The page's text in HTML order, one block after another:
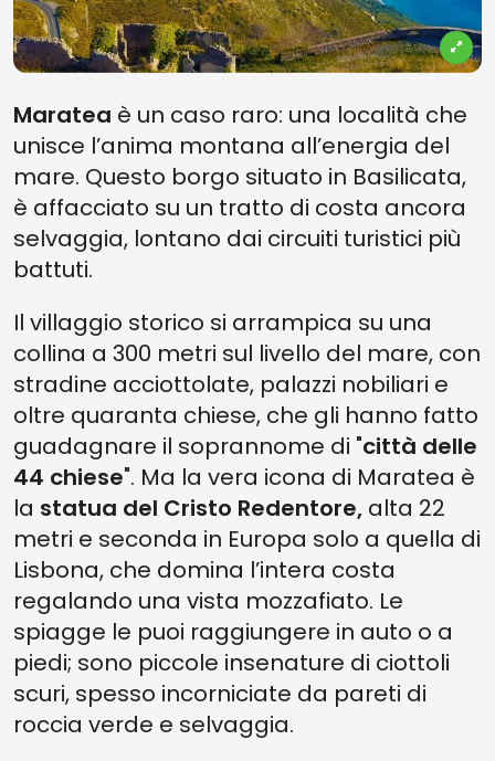
Maratea è un caso raro: una località che
unisce l’anima montana all’energia del
mare. Questo borgo situato in Basilicata,
è affacciato su un tratto di costa ancora
selvaggia, lontano dai circuiti turistici più
battuti.
Il villaggio storico si arrampica su una
collina a 300 metri sul livello del mare, con
stradine acciottolate, palazzi nobiliari e
oltre quaranta chiese, che gli hanno fatto
guadagnare il soprannome di "città delle
44 chiese". Ma la vera icona di Maratea è
la statua del Cristo Redentore, alta 22
metri e seconda in Europa solo a quella di
Lisbona, che domina l’intera costa
regalando una vista mozzafiato. Le
spiagge le puoi raggiungere in auto o a
piedi; sono piccole insenature di ciottoli
scuri, spesso incorniciate da pareti di
roccia verde e selvaggia.